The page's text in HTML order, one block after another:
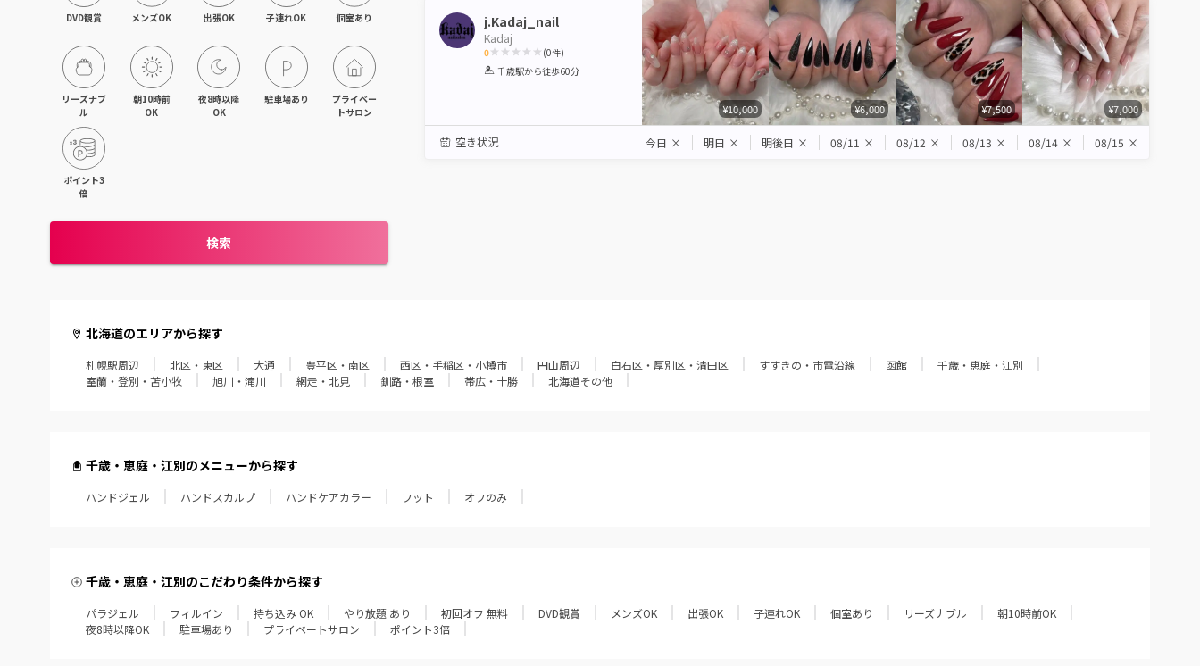
帯広・十勝
北海道その他
DVD観賞 メンズOK 出張OK 子連れOK 個室あり
リーズナブ
ル
朝10時前
OK
夜8時以降
OK
駐車場あり
プライベー
トサロン
ポイント3
倍
検索
j.Kadaj_nail
Kadaj
0
1 2 3 4 5
(0件)
千歳駅から徒歩60分
¥10,000 ¥6,000 ¥7,500 ¥7,000
空き状況 今日 × 明日 × 明後日 × 08/11 × 08/12 × 08/13 × 08/14 × 08/15 ×
北海道のエリアから探す
札幌駅周辺 北区・東区 大通 豊平区・南区 西区・手稲区・小樽市 円山周辺 白石区・厚別区・清田区 すすきの・市電沿線 函館
千歳・恵庭・江別
室蘭・登別・苫小牧
旭川・滝川 網走・北見 釧路・根室 帯広・十勝 北海道その他
千歳・恵庭・江別のメニューから探す
ハンドジェル ハンドスカルプ ハンドケアカラー フット オフのみ
千歳・恵庭・江別のこだわり条件から探す
パラジェル フィルイン 持ち込み OK やり放題 あり 初回オフ 無料 DVD観賞 メンズOK 出張OK 子連れOK 個室あり リーズナブル
朝10時前OK
夜8時以降OK
駐車場あり プライベートサロン ポイント3倍